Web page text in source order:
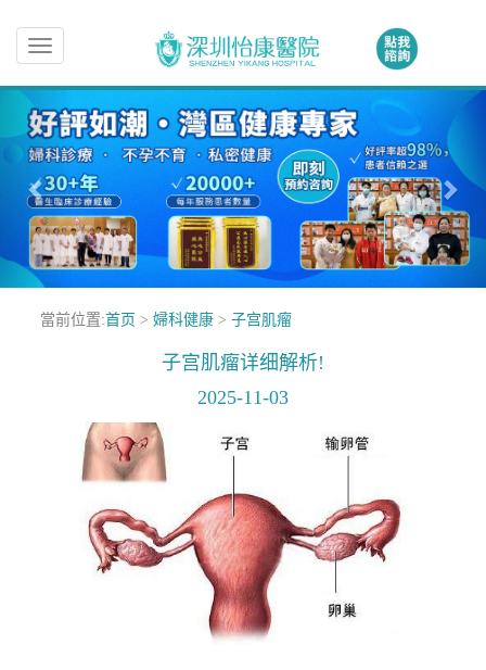
Toggle
navigation
當前位置:首页 > 婦科健康> 子宫肌瘤
子宫肌瘤详细解析!
2025-11-03